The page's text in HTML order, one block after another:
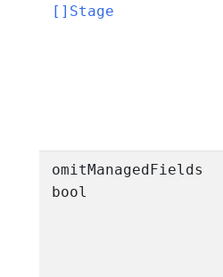
[]Stage
omitManagedFields
bool